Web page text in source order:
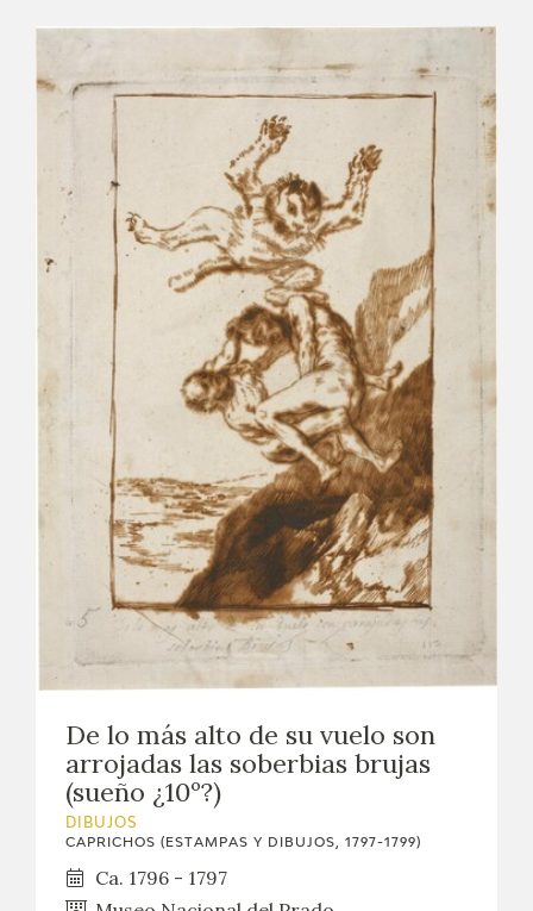
De lo más alto de su vuelo son
arrojadas las soberbias brujas
(sueño ¿10º?)
DIBUJOS
CAPRICHOS (ESTAMPAS Y DIBUJOS, 1797-1799)
Ca. 1796 - 1797